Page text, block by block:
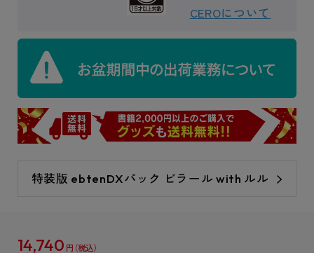
CEROについて
特装版 ebtenDXパック ビラール with ルル
14,740 円